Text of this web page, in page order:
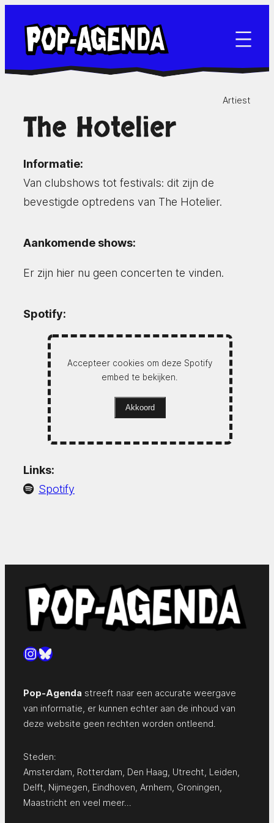
naar
inhoud
Artiest
The Hotelier
Informatie:
Van clubshows tot festivals: dit zijn de
bevestigde optredens van The Hotelier.
Aankomende shows:
Er zijn hier nu geen concerten te vinden.
Spotify:
Accepteer cookies om deze Spotify
embed te bekijken.
Akkoord
Links:
Spotify
Instagram
Bluesky
Pop-Agenda streeft naar een accurate weergave
van informatie, er kunnen echter aan de inhoud van
deze website geen rechten worden ontleend.
Steden:
Amsterdam Rotterdam Den Haag Utrecht Leiden
Delft Nijmegen Eindhoven Arnhem Groningen
Maastricht en veel meer…